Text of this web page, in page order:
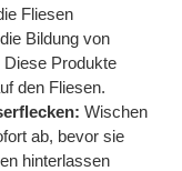
Fliesen
Bildung von
Diese Produkte
den Fliesen.
Wischen
ab, bevor sie
hinterlassen